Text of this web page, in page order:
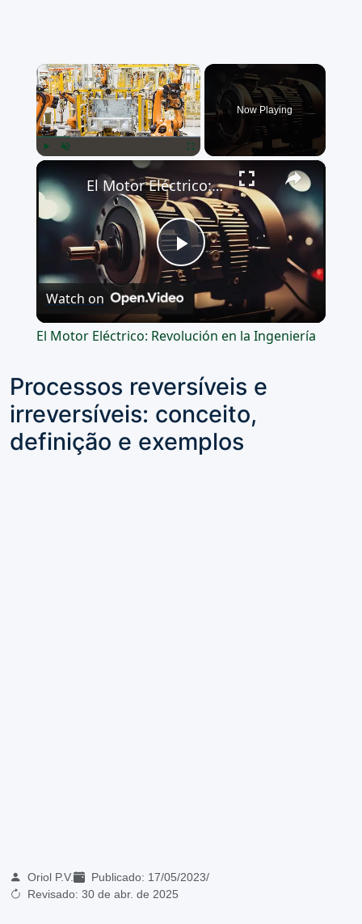
×
Now Playing
×
Play
Video
El Motor Eléctrico: Revolución en la Ingeniería
Watch on
El Motor Eléctrico: Revolución en la Ingeniería
Processos reversíveis e
irreversíveis: conceito,
definição e exemplos
Oriol P.V. Publicado: 17/05/2023/
Revisado: 30 de abr. de 2025